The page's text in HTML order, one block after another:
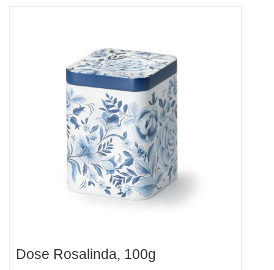
Dose Rosalinda, 100g